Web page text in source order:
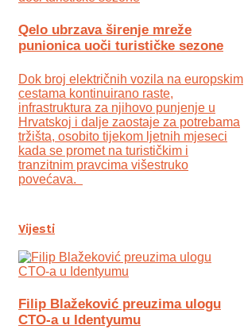
Qelo ubrzava širenje mreže
punionica uoči turističke sezone
Dok broj električnih vozila na europskim
cestama kontinuirano raste,
infrastruktura za njihovo punjenje u
Hrvatskoj i dalje zaostaje za potrebama
tržišta, osobito tijekom ljetnih mjeseci
kada se promet na turističkim i
tranzitnim pravcima višestruko
povećava.
Vijesti
Filip Blažeković preuzima ulogu
CTO-a u Identyumu